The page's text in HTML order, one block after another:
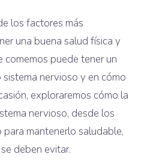
los factores más
una buena salud física y
comemos puede tener un
nervioso y en cómo
exploraremos cómo la
nervioso, desde los
mantenerlo saludable,
deben evitar.